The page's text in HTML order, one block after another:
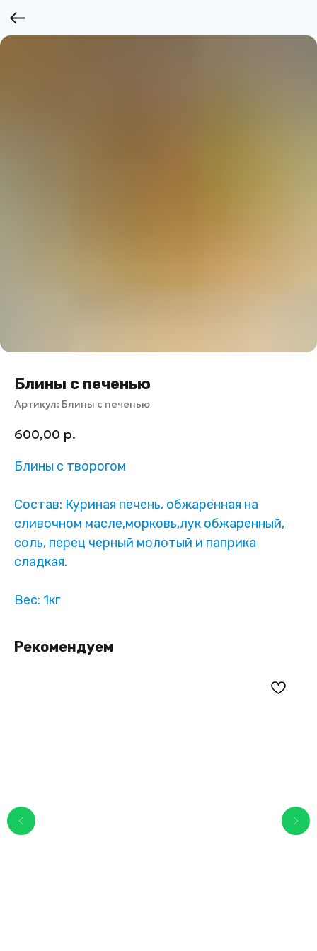
Блины с печенью
Артикул: Блины с печенью
600,00 р.
Блины с творогом
Состав: Куриная печень, обжаренная на
сливочном масле,морковь,лук обжаренный,
соль, перец черный молотый и паприка
сладкая.
Вес: 1кг
Рекомендуем